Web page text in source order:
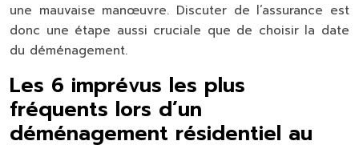
une mauvaise manœuvre. Discuter de l’assurance est
donc une étape aussi cruciale que de choisir la date
du déménagement.
Les 6 imprévus les plus
fréquents lors d’un
déménagement résidentiel au